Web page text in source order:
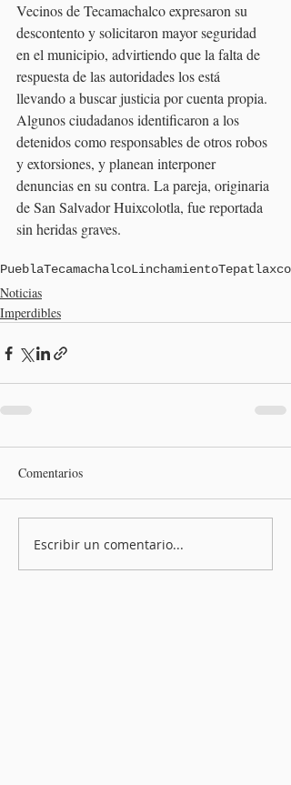
Vecinos de Tecamachalco expresaron su
descontento y solicitaron mayor seguridad
en el municipio, advirtiendo que la falta de
respuesta de las autoridades los está
llevando a buscar justicia por cuenta propia.
Algunos ciudadanos identificaron a los
detenidos como responsables de otros robos
y extorsiones, y planean interponer
denuncias en su contra. La pareja, originaria
de San Salvador Huixcolotla, fue reportada
sin heridas graves.
PueblaTecamachalcoLinchamientoTepatlaxco
Noticias
Imperdibles
Comentarios
Escribir un comentario...